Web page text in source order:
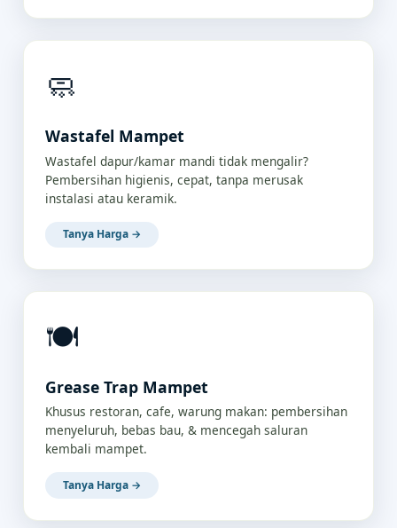
🧼
Wastafel Mampet
Wastafel dapur/kamar mandi tidak mengalir?
Pembersihan higienis, cepat, tanpa merusak
instalasi atau keramik.
Tanya Harga →
🍽️
Grease Trap Mampet
Khusus restoran, cafe, warung makan: pembersihan
menyeluruh, bebas bau, & mencegah saluran
kembali mampet.
Tanya Harga →